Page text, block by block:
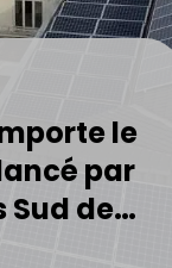
le
par
Sud de